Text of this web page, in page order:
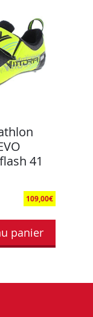
41
109,00€
panier